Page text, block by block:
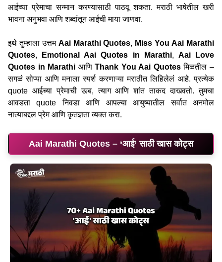
आईच्या प्रेमाचा सन्मान करण्यासाठी पाठवू शकता. मराठी भाषेतील खरी
भावना अनुभवा आणि शब्दांतून आईची माया जाणवा.
इथे तुम्हाला उत्तम Aai Marathi Quotes, Miss You Aai Marathi
Quotes, Emotional Aai Quotes in Marathi, Aai Love
Quotes in Marathi आणिThank You Aai Quotesमिळतील –
सगळं सोप्या आणि मनाला स्पर्श करणाऱ्या मराठीत लिहिलेलं आहे. प्रत्येक
quote आईच्या प्रेमाची ऊब, त्याग आणि शांत ताकद दाखवतो. तुमचा
आवडता quote निवडा आणि आपल्या आयुष्यातील सर्वात अनमोल
नात्याबद्दल प्रेम आणि कृतज्ञता व्यक्त करा.
Aai Marathi Quotes – ‘आई’ साठी खास कोट्स